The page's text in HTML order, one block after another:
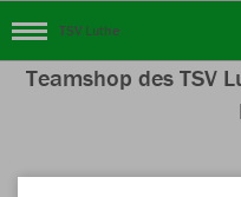
TSV Luthe
Teamshop des TSV